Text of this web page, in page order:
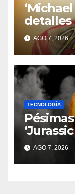
detalles
la luz y
estrena
AGO 7, 2026
TECNOLOGÍA
queda
AGO 7, 2026